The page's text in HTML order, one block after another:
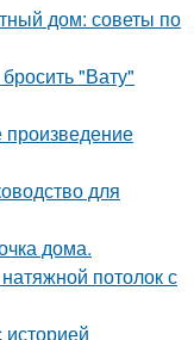
дом: советы по
"Вату"
для
дома.
потолок с